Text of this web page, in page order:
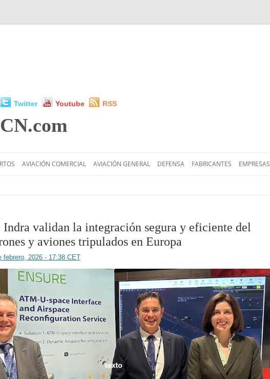
Twitter Youtube RSS
.com
al
AVIACIÓN COMERCIAL AVIACIÓN GENERAL DEFENSA FABRICANTES EMPRESAS
validan la integración segura y eficiente del
y aviones tripulados en Europa
febrero, 2026 - 17:38 CET